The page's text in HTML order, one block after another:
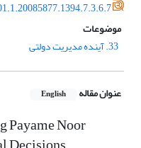
موضوعات
33. آینده مدیریت دولتی
عنوان مقاله English
Noor